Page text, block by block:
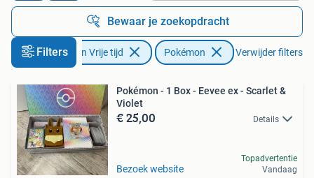
Bewaar je zoekopdracht
Filters
Hobby en Vrije tijd Pokémon Verwijder filters
Pokémon - 1 Box - Eevee ex - Scarlet &
Violet
€ 25,00 Details
Bezoek website
Topadvertentie
Vandaag